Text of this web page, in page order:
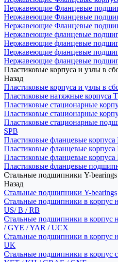
Нержавеющие Фланцевые
Нержавеющие Фланцевые
Нержавеющие Фланцевые
Нержавеющие фланцевые
Нержавеющие фланцевые
Нержавеющие фланцевые
Нержавеющие фланцевые
Пластиковые корпуса и узлы в
Назад
Пластиковые корпуса и узлы в
Пластиковые натяжные корпуса T
Пластиковые стационарные
Пластиковые стационарные
Пластиковые стационарные
SPB
Пластиковые фланцевые корпуса
Пластиковые фланцевые корпуса
Пластиковые фланцевые корпуса
Пластиковые фланцевые
Стальные подшипники Y-bearings
Назад
Стальные подшипники Y-bearings
Стальные подшипники в корпус
US/ B / RB
Стальные подшипники в корпус
/ GYE / YAR / UCX
Стальные подшипники в корпус
UK
Стальные подшипники в корпус